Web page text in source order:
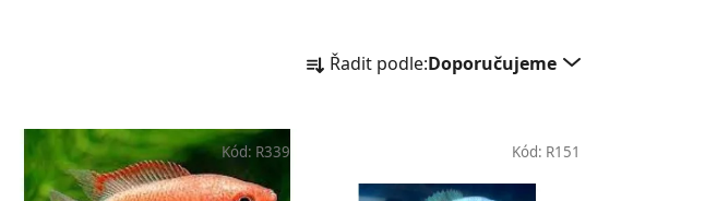
a Řadit podle:Doporučujeme
Kód: R339 Kód: R151